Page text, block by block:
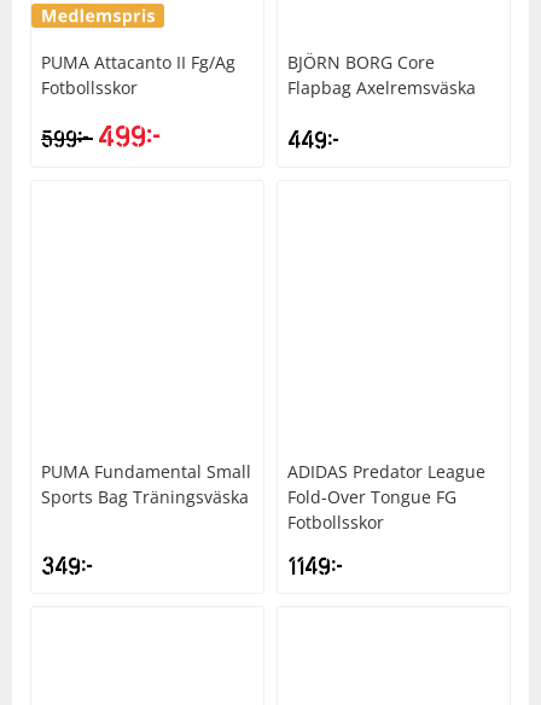
PUMA Attacanto II Fg/Ag
Fotbollsskor
599kr 499kr
BJÖRN BORG Core
Flapbag Axelremsväska
449kr
PUMA Fundamental Small
Sports Bag Träningsväska
349kr
ADIDAS Predator League
Fold-Over Tongue FG
Fotbollsskor
1149kr